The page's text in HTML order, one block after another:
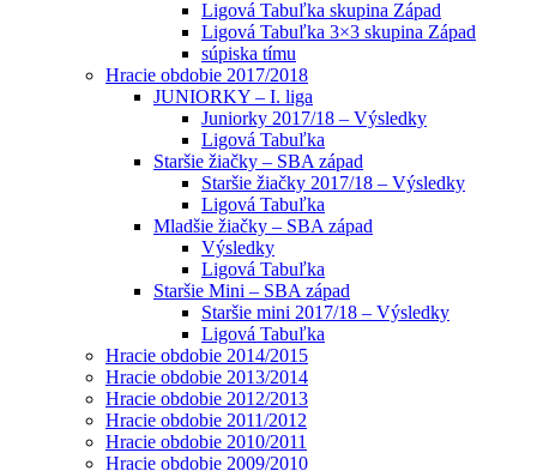
Ligová Tabuľka skupina Západ
Ligová Tabuľka 3×3 skupina Západ
súpiska tímu
Hracie obdobie 2017/2018
JUNIORKY – I. liga
Juniorky 2017/18 – Výsledky
Ligová Tabuľka
Staršie žiačky – SBA západ
Staršie žiačky 2017/18 – Výsledky
Ligová Tabuľka
Mladšie žiačky – SBA západ
Výsledky
Ligová Tabuľka
Staršie Mini – SBA západ
Staršie mini 2017/18 – Výsledky
Ligová Tabuľka
Hracie obdobie 2014/2015
Hracie obdobie 2013/2014
Hracie obdobie 2012/2013
Hracie obdobie 2011/2012
Hracie obdobie 2010/2011
Hracie obdobie 2009/2010